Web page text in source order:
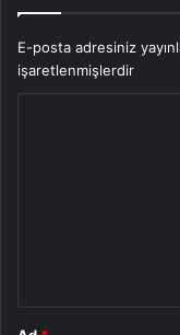
E-posta adresiniz
işaretlenmişlerdir